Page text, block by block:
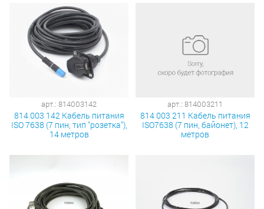
арт.: 814003142
814 003 142 Кабель питания
ISO 7638 (7 пин, тип "розетка"),
14 метров
арт.: 814003211
814 003 211 Кабель питания
ISO7638 (7 пин, байонет), 12
метров